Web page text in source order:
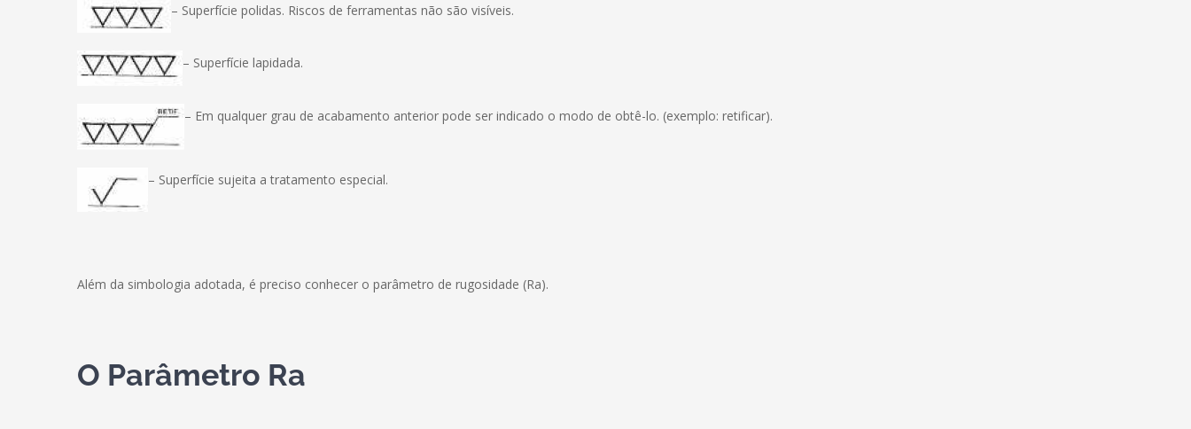
– Superfície polidas. Riscos de ferramentas não são visíveis.
– Superfície lapidada.
– Em qualquer grau de acabamento anterior pode ser indicado o modo de obtê-lo. (exemplo: retificar).
– Superfície sujeita a tratamento especial.
Além da simbologia adotada, é preciso conhecer o parâmetro de rugosidade (Ra).
O Parâmetro Ra